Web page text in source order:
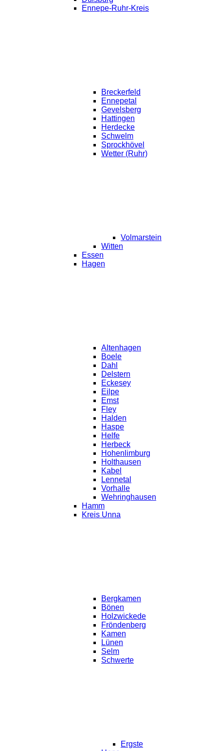
Ennepe-Ruhr-Kreis
Breckerfeld
Ennepetal
Gevelsberg
Hattingen
Herdecke
Schwelm
Sprockhövel
Wetter (Ruhr)
Volmarstein
Witten
Essen
Hagen
Altenhagen
Boele
Dahl
Delstern
Eckesey
Eilpe
Emst
Fley
Halden
Haspe
Helfe
Herbeck
Hohenlimburg
Holthausen
Kabel
Lennetal
Vorhalle
Wehringhausen
Hamm
Kreis Unna
Bergkamen
Bönen
Holzwickede
Fröndenberg
Kamen
Lünen
Selm
Schwerte
Ergste